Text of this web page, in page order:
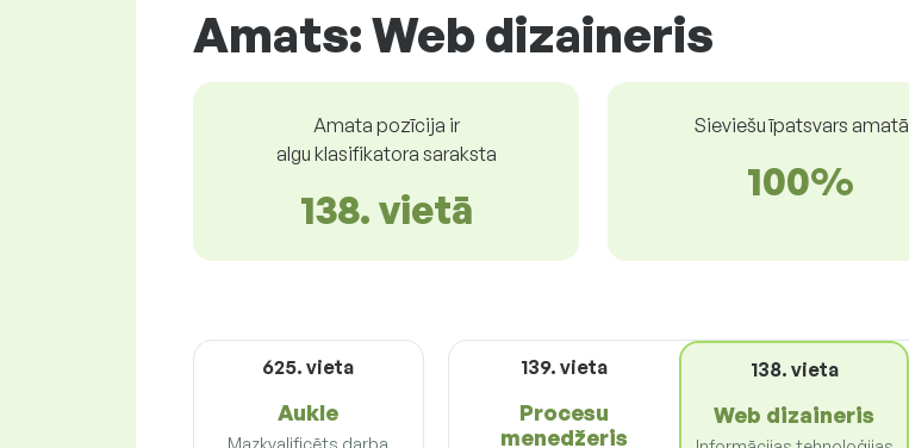
Amats: Web dizaineris
Amata pozīcija ir
algu klasifikatora saraksta
138. vietā
Sieviešu īpatsvars amatā
100%
625. vieta
Aukle
Mazkvalificēts darba
139. vieta
Procesu
menedžeris
138. vieta
Web dizaineris